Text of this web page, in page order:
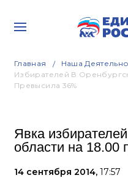
Главная Наша
Избирателей В
Превысила 36%
Явка
области на 18.00
14 сентября 2014, 17:57